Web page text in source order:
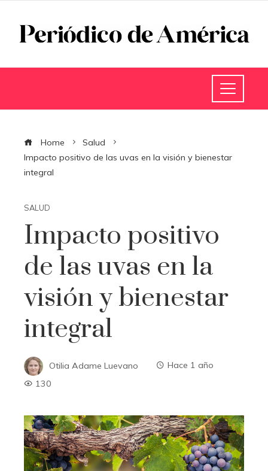
Home
Salud
Impacto positivo de las uvas en la visión y bienestar
integral
SALUD
Impacto positivo
de las uvas en la
visión y bienestar
integral
Otilia Adame Luevano
Hace 1 año
130